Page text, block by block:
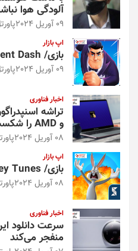
آلودگی هوا
09 آوریل 2024
اپ بازار
بازی/ Agent Dash؛ سکه‌ها را جمع کنید
09 آوریل 2024
اخبار فناوری
و AMD را شکست داد
08 آوریل 2024
اپ بازار
بازی/ Looney Tunes؛ شهری بزرگ بسازید
08 آوریل 2024
اخبار فناوری
سرعت دانلود
منفجر می‌کند